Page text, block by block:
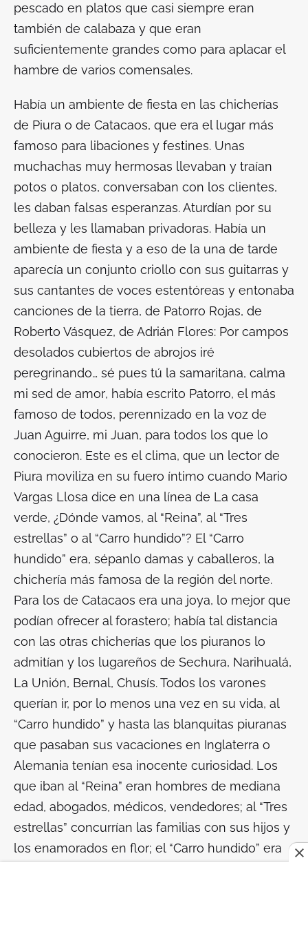
pescado en platos que casi siempre eran
también de calabaza y que eran
suficientemente grandes como para aplacar el
hambre de varios comensales.
Había un ambiente de fiesta en las chicherías
de Piura o de Catacaos, que era el lugar más
famoso para libaciones y festines. Unas
muchachas muy hermosas llevaban y traían
potos o platos, conversaban con los clientes,
les daban falsas esperanzas. Aturdían por su
belleza y les llamaban privadoras. Había un
ambiente de fiesta y a eso de la una de tarde
aparecía un conjunto criollo con sus guitarras y
sus cantantes de voces estentóreas y entonaba
canciones de la tierra, de Patorro Rojas, de
Roberto Vásquez, de Adrián Flores: Por campos
desolados cubiertos de abrojos iré
peregrinando… sé pues tú la samaritana, calma
mi sed de amor, había escrito Patorro, el más
famoso de todos, perennizado en la voz de
Juan Aguirre, mi Juan, para todos los que lo
conocieron. Este es el clima, que un lector de
Piura moviliza en su fuero íntimo cuando Mario
Vargas Llosa dice en una línea de La casa
verde, ¿Dónde vamos, al “Reina”, al “Tres
estrellas” o al “Carro hundido”? El “Carro
hundido” era, sépanlo damas y caballeros, la
chichería más famosa de la región del norte.
Para los de Catacaos era una joya, lo mejor que
podían ofrecer al forastero; había tal distancia
con las otras chicherías que los piuranos lo
admitían y los lugareños de Sechura, Narihualá,
La Unión, Bernal, Chusís. Todos los varones
querían ir, por lo menos una vez en su vida, al
“Carro hundido” y hasta las blanquitas piuranas
que pasaban sus vacaciones en Inglaterra o
Alemania tenían esa inocente curiosidad. Los
que iban al “Reina” eran hombres de mediana
edad, abogados, médicos, vendedores; al “Tres
estrellas” concurrían las familias con sus hijos y
los enamorados en flor; el “Carro hundido” era